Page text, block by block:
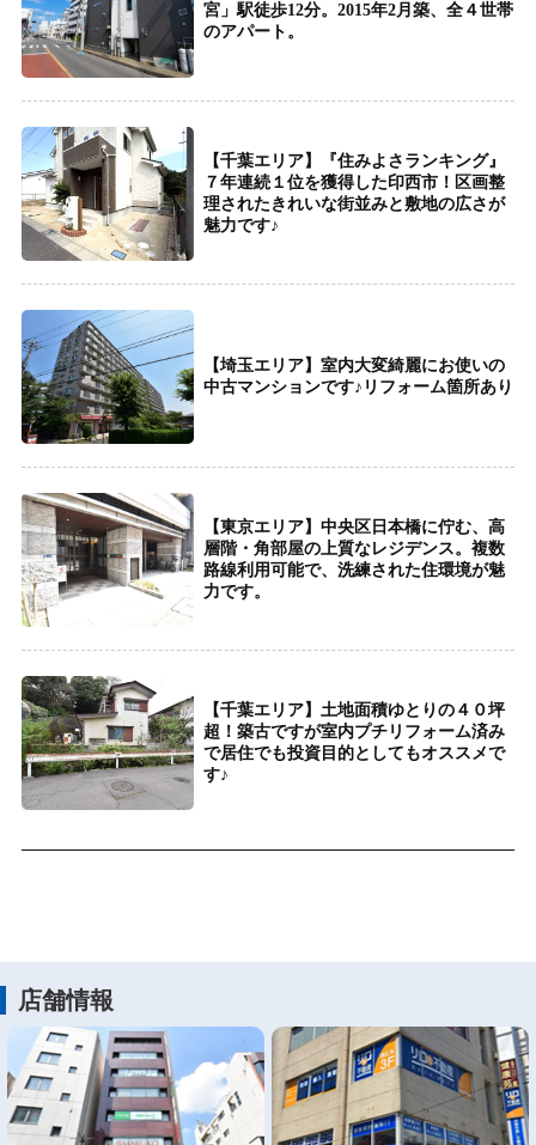
宮」駅徒歩12分。2015年2月築、全４世帯
のアパート。
【千葉エリア】『住みよさランキング』
７年連続１位を獲得した印西市！区画整
理されたきれいな街並みと敷地の広さが
魅力です♪
【埼玉エリア】室内大変綺麗にお使いの
中古マンションです♪リフォーム箇所あり
【東京エリア】中央区日本橋に佇む、高
層階・角部屋の上質なレジデンス。複数
路線利用可能で、洗練された住環境が魅
力です。
【千葉エリア】土地面積ゆとりの４０坪
超！築古ですが室内プチリフォーム済み
で居住でも投資目的としてもオススメで
す♪
店舗情報